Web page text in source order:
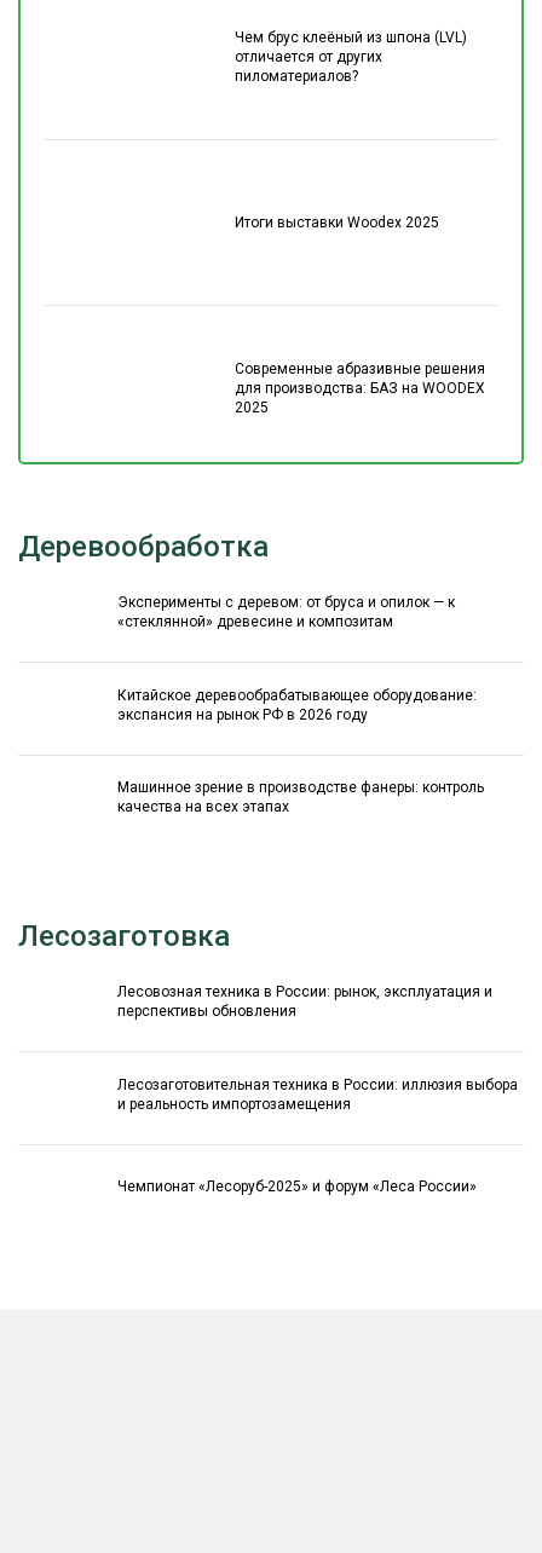
Чем брус клеёный из шпона (LVL)
отличается от других
пиломатериалов?
Итоги выставки Woodex 2025
Современные абразивные решения
для производства: БАЗ на WOODEX
2025
Деревообработка
Эксперименты с деревом: от бруса и опилок — к
«стеклянной» древесине и композитам
Китайское деревообрабатывающее оборудование:
экспансия на рынок РФ в 2026 году
Машинное зрение в производстве фанеры: контроль
качества на всех этапах
Лесозаготовка
Лесовозная техника в России: рынок, эксплуатация и
перспективы обновления
Лесозаготовительная техника в России: иллюзия выбора
и реальность импортозамещения
Чемпионат «Лесоруб-2025» и форум «Леса России»